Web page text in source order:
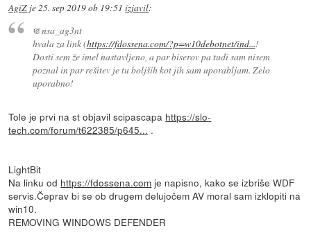
AgiZ je25. sep 2019 ob 19:51 izjavil:
@nsa_ag3nt
hvala za link (https://fdossena.com/?p=w10debotnet/ind...!
Dosti sem že imel nastavljeno, a par biserov pa tudi sam nisem
poznal in par rešitev je tu boljših kot jih sam uporabljam. Zelo
uporabno!
Tole je prvi na st objavil scipascapa https://slo-
tech.com/forum/t622385/p645... .
LightBit
Na linku od https://fdossena.com je napisno, kako se izbriše WDF
servis.Čeprav bi se ob drugem delujočem AV moral sam izklopiti na
win10.
REMOVING WINDOWS DEFENDER